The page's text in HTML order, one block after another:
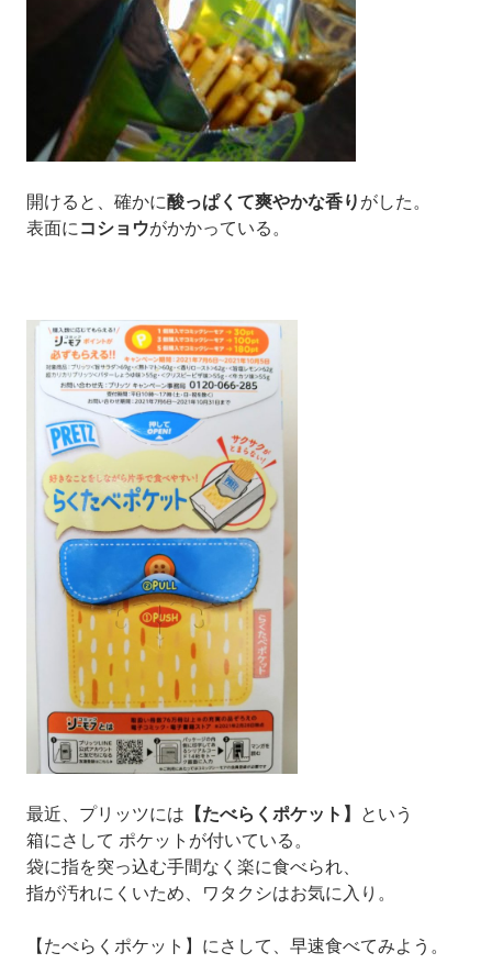
開けると、確かに酸っぱくて爽やかな香り がした。
表面に コショウがかかっている。
最近、プリッツには 【たべらくポケット】 という
箱にさして ポケットが付いている。
袋に指を突っ込む手間なく楽に食べられ、
指が汚れにくいため、ワタクシはお気に入り。
【たべらくポケット】にさして、 早速食べてみよう。